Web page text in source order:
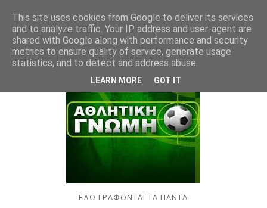
ΕΔΩ ΓΡΑΦΟΝΤΑΙ ΤΑ ΠΑΝΤΑ
This site uses cookies from Google to deliver its services
and to analyze traffic. Your IP address and user-agent are
shared with Google along with performance and security
metrics to ensure quality of service, generate usage
statistics, and to detect and address abuse.
LEARN MORE GOT IT